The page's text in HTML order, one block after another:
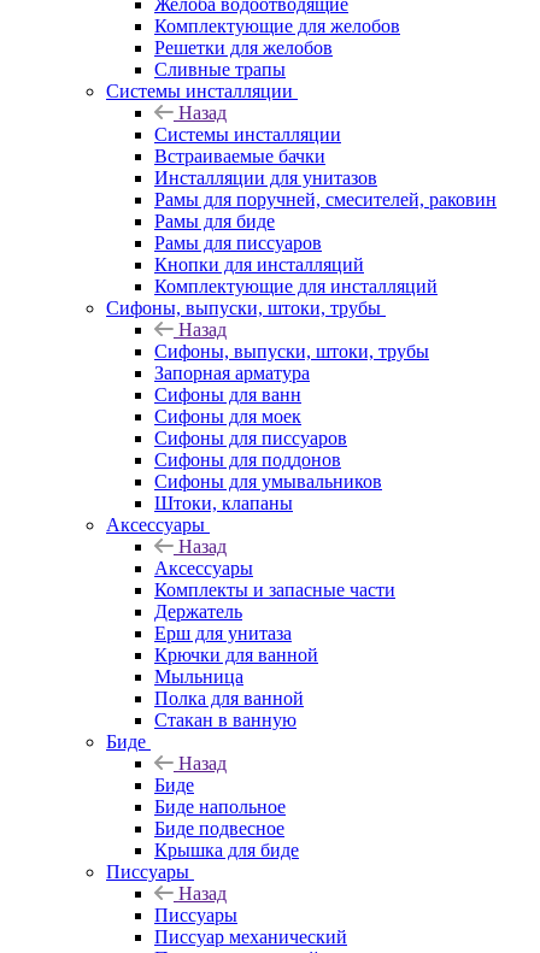
Желоба водоотводящие
Комплектующие для желобов
Решетки для желобов
Сливные трапы
Системы инсталляции
Назад
Системы инсталляции
Встраиваемые бачки
Инсталляции для унитазов
Рамы для поручней, смесителей, раковин
Рамы для биде
Рамы для писсуаров
Кнопки для инсталляций
Комплектующие для инсталляций
Сифоны, выпуски, штоки, трубы
Назад
Сифоны, выпуски, штоки, трубы
Запорная арматура
Сифоны для ванн
Сифоны для моек
Сифоны для писсуаров
Сифоны для поддонов
Сифоны для умывальников
Штоки, клапаны
Аксессуары
Назад
Аксессуары
Комплекты и запасные части
Держатель
Ерш для унитаза
Крючки для ванной
Мыльница
Полка для ванной
Стакан в ванную
Биде
Назад
Биде
Биде напольное
Биде подвесное
Крышка для биде
Писсуары
Назад
Писсуары
Писсуар механический